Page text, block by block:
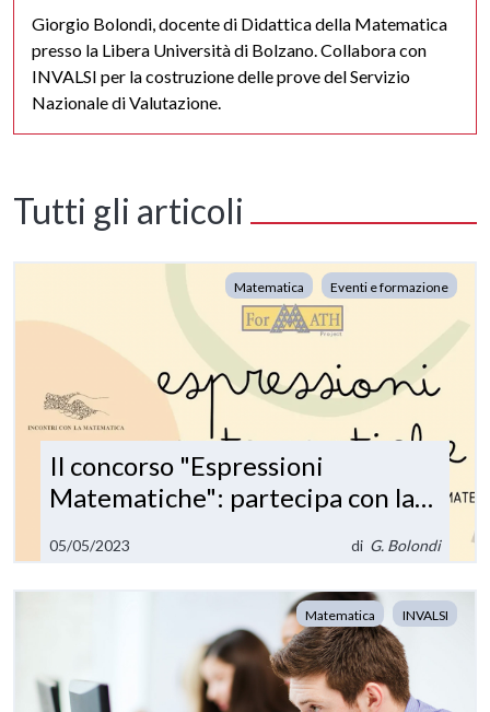
Giorgio Bolondi, docente di Didattica della Matematica
presso la Libera Università di Bolzano. Collabora con
INVALSI per la costruzione delle prove del Servizio
Nazionale di Valutazione.
Tutti gli articoli
Matematica Eventi e formazione
Il concorso "Espressioni
Matematiche": partecipa con la
05/05/2023 di G. Bolondi
Matematica INVALSI